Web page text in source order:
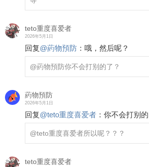
teto重度喜爱者
2026年5月1日
回复@葯物預防 ： 哦，然后呢？
@葯物預防你不会打别的了？
葯物預防
2026年5月1日
回复@teto重度喜爱者 ： 你不会打别的
@teto重度喜爱者所以呢？？？
teto重度喜爱者